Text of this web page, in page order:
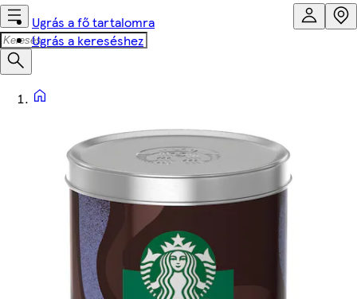
Ugrás a fő tartalomra
Ugrás a kereséshez